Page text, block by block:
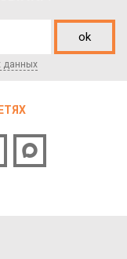
ok
данных